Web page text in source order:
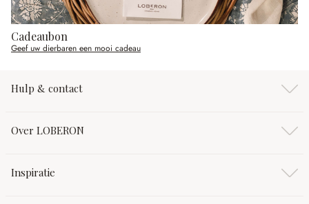
Cadeaubon
Geef uw dierbaren een mooi cadeau
Hulp & contact
Over LOBERON
Inspiratie